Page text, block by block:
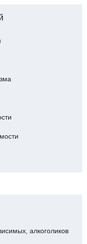
алкоголиков